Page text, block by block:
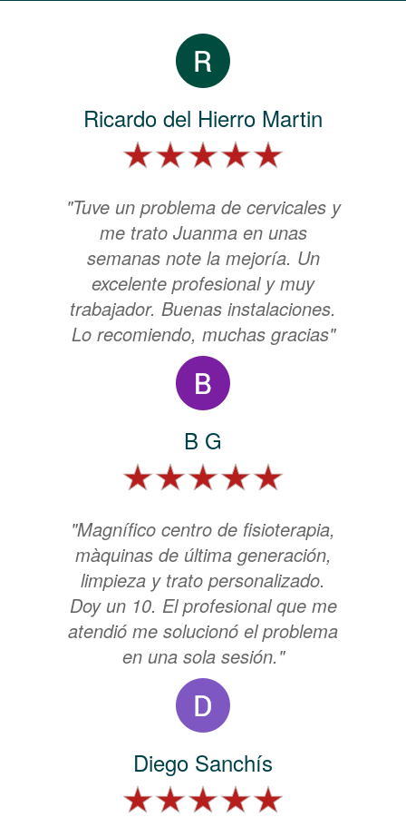
Ricardo del Hierro Martin
"Tuve un problema de cervicales y
me trato Juanma en unas
semanas note la mejoría. Un
excelente profesional y muy
trabajador. Buenas instalaciones.
Lo recomiendo, muchas gracias"
B G
"Magnífico centro de fisioterapia,
màquinas de última generación,
limpieza y trato personalizado.
Doy un 10. El profesional que me
atendió me solucionó el problema
en una sola sesión."
Diego Sanchís